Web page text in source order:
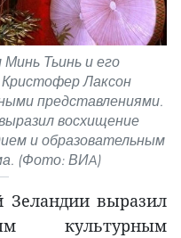
Тьинь и его
Кристофер Лаксон
представлениями.
восхищение
и образовательным
(Фото: ВИA)
Зеландии выразил
культурным